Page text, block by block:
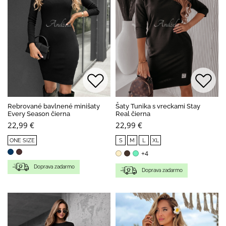
Rebrované bavlnené minišaty
Every Season čierna
22,99 €
ONE SIZE
Doprava zadarmo
Šaty Tunika s vreckami Stay
Real čierna
22,99 €
S M L XL
+4
Doprava zadarmo